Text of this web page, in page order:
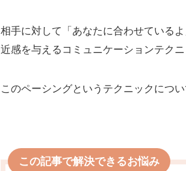
相手に対して「あなたに合わせている
近感を与えるコミュニケーションテク
このペーシングというテクニックにつ
この記事で解決できるお悩み